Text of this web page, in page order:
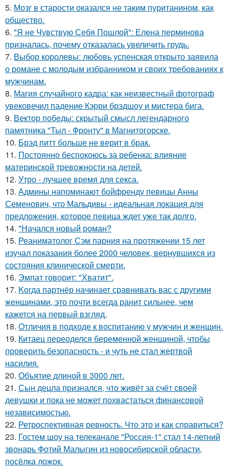
5. Мозг в старости оказался не таким пуританином, как
общество.
6. "Я не Чувствую Себя Пошлой": Елена перминова
призналась, почему отказалась увеличить грудь.
7. Выбор королевы: любовь успенская открыто заявила
о романе с молодым избранником и своих требованиях к
мужчинам.
8. Магия случайного кадра: как неизвестный фотограф
увековечил падение Кэрри брэдшоу и мистера бига.
9. Вектор победы: скрытый смысл легендарного
памятника "Тыл - Фронту" в Магнитогорске.
10. Брэд питт больше не верит в брак.
11. Постоянно беспокоюсь за ребенка: влияние
материнской тревожности на детей.
12. Утро - лучшее время для секса.
13. Админы напоминают бойфренду певицы Анны
Семенович, что Мальдивы - идеальная локация для
предложения, которое певица ждет уже так долго.
14. "Начался новый роман?
15. Реаниматолог Сэм парния на протяжении 15 лет
изучал показания более 2000 человек, вернувшихся из
состояния клинической смерти.
16. Эмпат говорит: "Хватит".
17. Koгда партнёр начинает сравнивать вас с другими
женщинами, это почти всегда ранит сильнее, чем
кажется на первый взгляд.
18. Oтличия в подходе к воспитанию у мужчин и женщин.
19. Китаец переоделся беременной женщиной, чтобы
проверить безопасность - и чуть не стал жертвой
насилия.
20. Объятие длиной в 3000 лет.
21. Сын децла признался, что живёт за счёт своей
девушки и пока не может похвастаться финансовой
независимостью.
22. Ретроспективная ревность. Что это и как справиться?
23. Гостем шоу на телеканале "Россия-1" стал 14-летний
звонарь Фотий Малыгин из новосибирской области,
посёлка ложок.